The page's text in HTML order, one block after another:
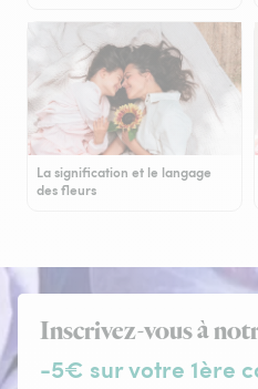
La signification et le langage
des fleurs
Inscrivez-vous à
-5€ sur votre 1ère